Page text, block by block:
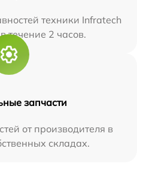
техники Infratech
течение 2 часов.
запчасти
от производителя в
складах.